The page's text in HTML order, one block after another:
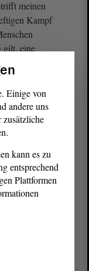
meinen
Kampf
gilt, eine
dass sie
- Unruhe bei
und jetzt
Einige von
andere uns
zusätzliche
kann es zu
entsprechend
Plattformen